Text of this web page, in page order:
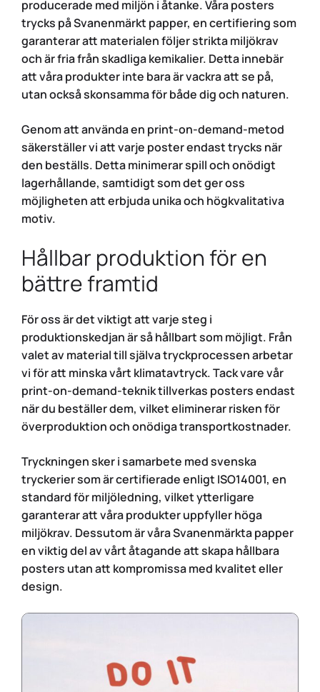
producerade med miljön i åtanke. Våra posters
trycks på Svanenmärkt papper, en certifiering som
garanterar att materialen följer strikta miljökrav
och är fria från skadliga kemikalier. Detta innebär
att våra produkter inte bara är vackra att se på,
utan också skonsamma för både dig och naturen.
Genom att använda en print-on-demand-metod
säkerställer vi att varje poster endast trycks när
den beställs. Detta minimerar spill och onödigt
lagerhållande, samtidigt som det ger oss
möjligheten att erbjuda unika och högkvalitativa
motiv.
Hållbar produktion för en
bättre framtid
För oss är det viktigt att varje steg i
produktionskedjan är så hållbart som möjligt. Från
valet av material till själva tryckprocessen arbetar
vi för att minska vårt klimatavtryck. Tack vare vår
print-on-demand-teknik tillverkas posters endast
när du beställer dem, vilket eliminerar risken för
överproduktion och onödiga transportkostnader.
Tryckningen sker i samarbete med svenska
tryckerier som är certifierade enligt ISO14001, en
standard för miljöledning, vilket ytterligare
garanterar att våra produkter uppfyller höga
miljökrav. Dessutom är våra Svanenmärkta papper
en viktig del av vårt åtagande att skapa hållbara
posters utan att kompromissa med kvalitet eller
design.